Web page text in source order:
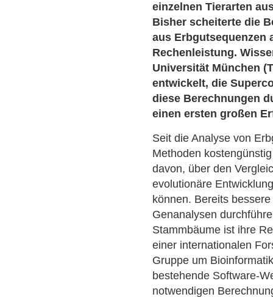
einzelnen Tierarten
Bisher scheiterte die
aus Erbgutsequenzen
Rechenleistung.
Universität München
entwickelt, die
diese Berechnungen
einen ersten großen
Seit die Analyse von
Methoden
davon, über den
evolutionäre
können. Bereits
Genanalysen
Stammbäume ist ihre
einer internationalen
Gruppe um
bestehende Software-
notwendigen